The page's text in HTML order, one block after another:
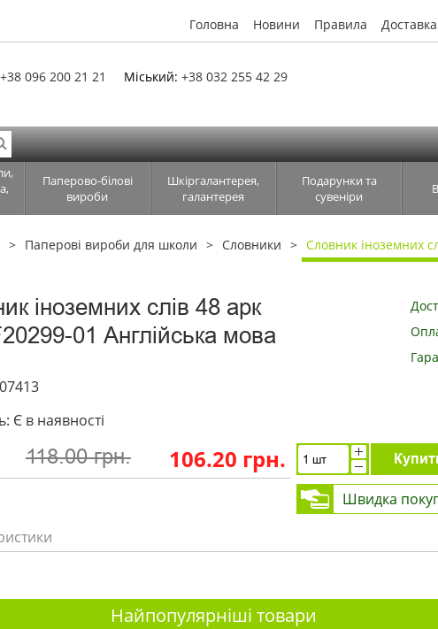
Головна Новини Правила Доставка
+38 096 200 21 21 Міський: +38 032 255 42 29
Паперово-білові
вироби
Шкіргалантерея,
галантерея
Подарунки та
сувеніри
Паперові вироби для школи Словники Словник іноземних
іноземних слів 48 арк
01 Англійська мова
Є в наявності
118.00 грн. 106.20 грн.
Швидка
Найпопулярніші товари